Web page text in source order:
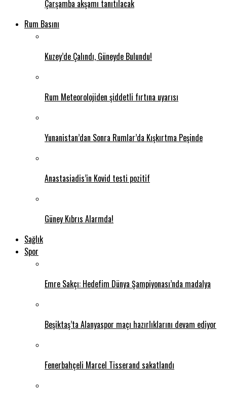
Çarşamba akşamı tanıtılacak
Rum Basını
Kuzey’de Çalındı, Güneyde Bulundu!
Rum Meteorolojiden şiddetli fırtına uyarısı
Yunanistan’dan Sonra Rumlar’da Kışkırtma Peşinde
Anastasiadis’in Kovid testi pozitif
Güney Kıbrıs Alarmda!
Sağlık
Spor
Emre Sakçı: Hedefim Dünya Şampiyonası’nda madalya
Beşiktaş’ta Alanyaspor maçı hazırlıklarını devam ediyor
Fenerbahçeli Marcel Tisserand sakatlandı